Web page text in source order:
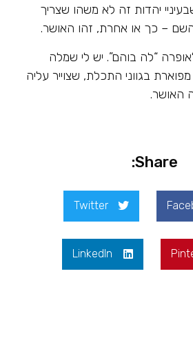
יהדות זה לא משהו שצריך
השם – כך או אחרת, זהו האושר.
“לה בוהם”. יש לי שמלה
בגווני התכלת, שצוייר עליה
האושר.
Share:
Twitter
LinkedIn